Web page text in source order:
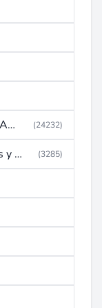
AUDIO (Equipos de Musica, Amplificadores, Reproductores, Etc) (24232)
Autoradio (Potencias, Radios y DVD) (3285)